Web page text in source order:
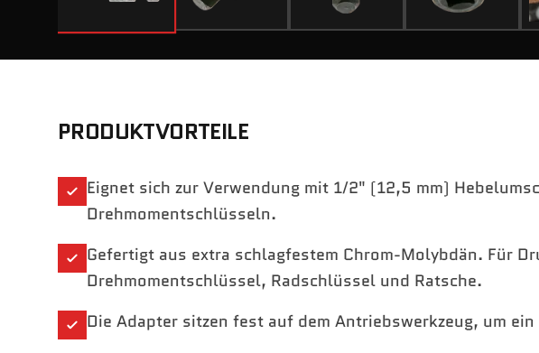
PRODUKTVORTEILE
Eignet sich zur Verwendung mit 1/2" (12,5 mm)
Drehmomentschlüsseln.
Gefertigt aus extra schlagfestem Chrom-Molybdän. Für
Drehmomentschlüssel, Radschlüssel und Ratsche.
Die Adapter sitzen fest auf dem Antriebswerkzeug, um